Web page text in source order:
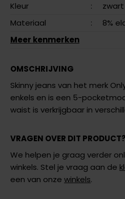
Kleur
:
zwart
Materiaal
: 8%
Meer kenmerken
OMSCHRIJVING
Skinny jeans van het merk
enkels en is een 5-
waist is verkrijgbaar in
VRAGEN OVER DIT PRODUCT?
We helpen je graag verder
winkels. Stel je vraag aan de
een van onze winkels.